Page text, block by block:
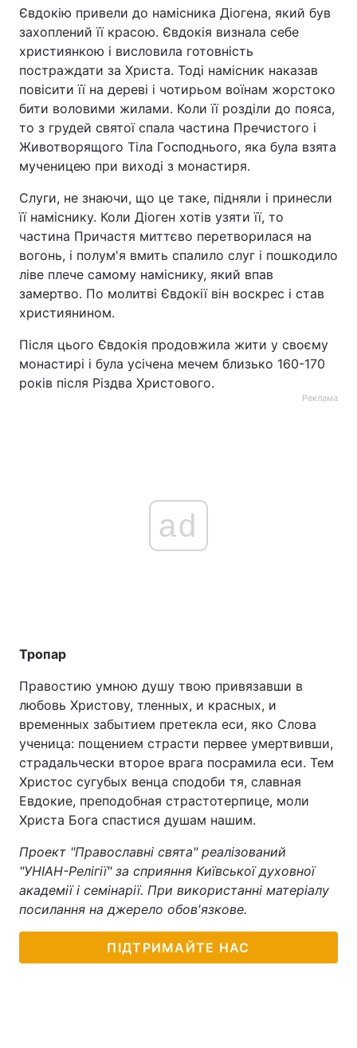
Євдокію привели до намісника Діогена, який був
захоплений її красою. Євдокія визнала себе
християнкою і висловила готовність
постраждати за Христа. Тоді намісник наказав
повісити її на дереві і чотирьом воїнам жорстоко
бити воловими жилами. Коли її розділи до пояса,
то з грудей святої спала частина Пречистого і
Животворящого Тіла Господнього, яка була взята
мученицею при виході з монастиря.
Слуги, не знаючи, що це таке, підняли і принесли
її наміснику. Коли Діоген хотів узяти її, то
частина Причастя миттєво перетворилася на
вогонь, і полум'я вмить спалило слуг і пошкодило
ліве плече самому наміснику, який впав
замертво. По молитві Євдокії він воскрес і став
християнином.
Після цього Євдокія продовжила жити у своєму
монастирі і була усічена мечем близько 160-170
років після Різдва Христового.
Реклама
ad
Тропар
Правостию умною душу твою привязавши в
любовь Христову, тленных, и красных, и
временных забытием претекла еси, яко Слова
ученица: пощением страсти первее умертвивши,
страдальчески второе врага посрамила еси. Тем
Христос сугубых венца сподоби тя, славная
Евдокие, преподобная страстотерпице, моли
Христа Бога спастися душам нашим.
Проект "Православні свята" реалізований
"УНІАН-Релігії" за сприяння Київської духовної
академії і семінарії. При використанні матеріалу
посилання на джерело обов'язкове.
ПІДТРИМАЙТЕ НАС